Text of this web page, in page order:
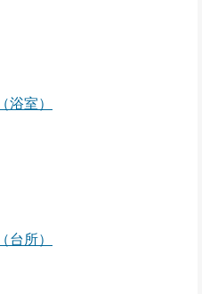
浴室）
台所）